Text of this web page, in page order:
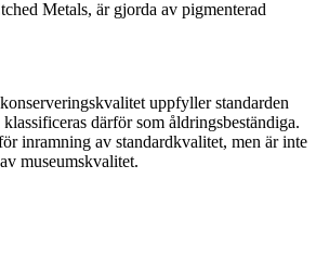
Metals, är gjorda av pigmenterad
uppfyller standarden
därför som åldringsbeständiga.
inramning av standardkvalitet, men är inte
museumskvalitet.